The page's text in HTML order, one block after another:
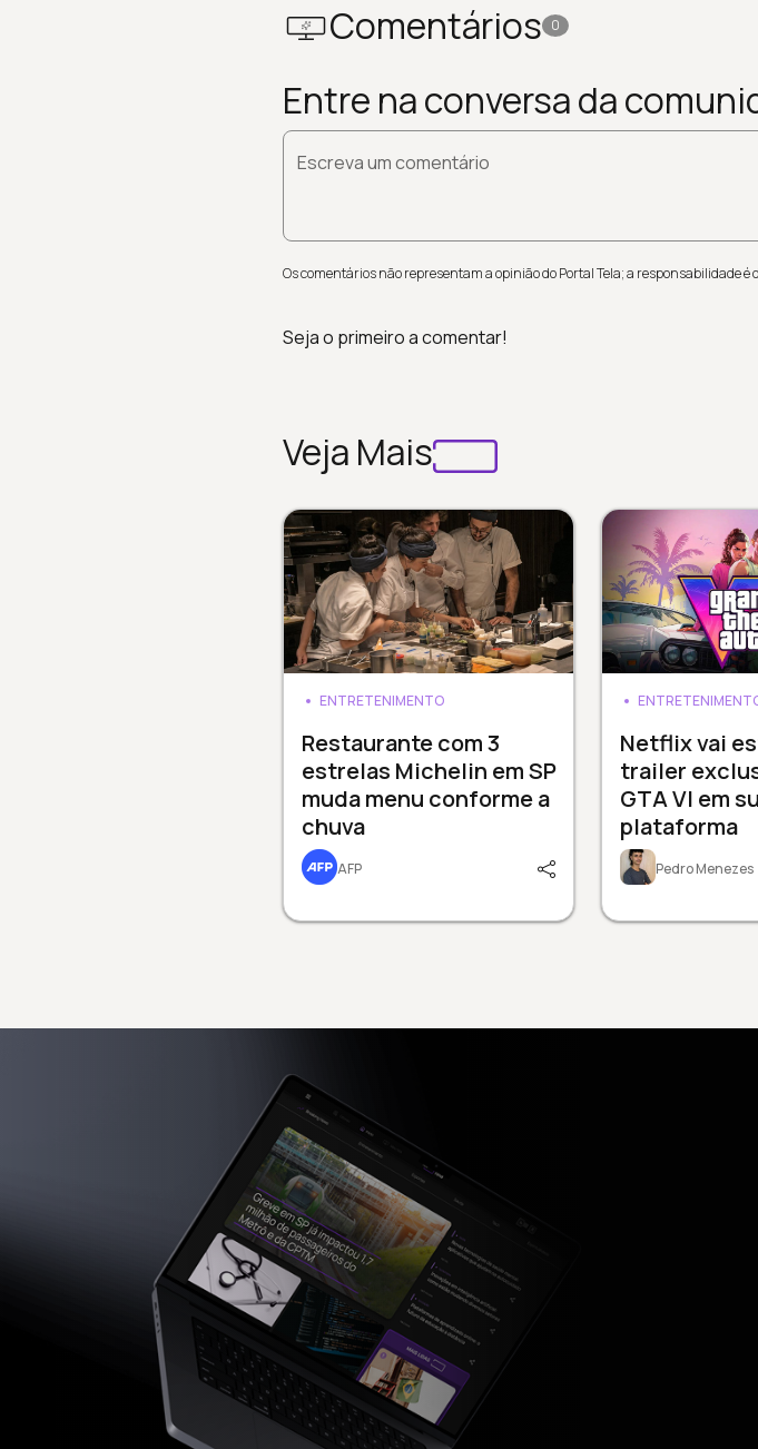
Comentários 0
Entre na conversa da
Escreva um comentário
Os comentários não representam a opinião do Portal Tela; a responsabilidade é
Seja o primeiro a comentar!
Veja Mais
ENTRETENIMENTO
Restaurante com 3
estrelas Michelin em SP
muda menu conforme a
chuva
AFP
Netflix vai
trailer
GTA VI em
plataforma
Pedro Menezes